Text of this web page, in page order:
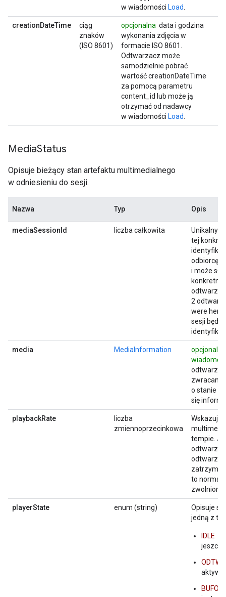
w wiadomości Load
creationDateTime
ciąg
znaków
(ISO 8601)
opcjonalna data i godzina
wykonania zdjęcia w
formacie ISO 8601.
Odtwarzacz może
samodzielnie pobrać
wartość creationDateTime
za pomocą parametru
content_id lub może ją
otrzymać od nadawcy
w wiadomości Load
MediaStatus
Opisuje bieżący stan artefaktu multimedialnego
w odniesieniu do sesji.
Nazwa Typ Opis
mediaSessionId liczba całkowita
Unikalny
tej
odbiorcę
i może
2
were
sesji będą
media MediaInformation
zwracany
o stanie
się
playbackRate
liczba
zmiennoprzecinkowa
tempie.
to
zwolnione
playerState enum (string)
Opisuje
jedną z
IDLE